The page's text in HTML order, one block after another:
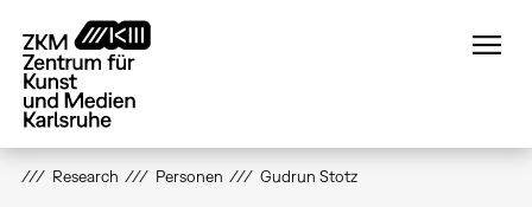
zum
Inhalt
Research Personen Gudrun Stotz